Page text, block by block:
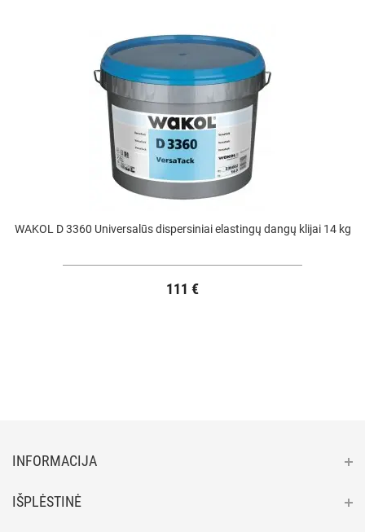
WAKOL D 3360 Universalūs dispersiniai elastingų dangų klijai 14 kg
111 €
INFORMACIJA
IŠPLĖSTINĖ